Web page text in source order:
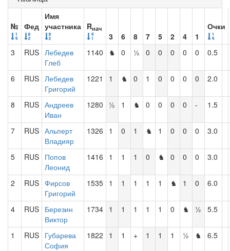
№ Фед
Имя
участника Rнач
3 6 8 7 5 2 4 1
Очки
3 RUS Лебедев
Глеб
1140 ♞ 0 ½ 0 0 0 0 0 0.5
6 RUS Лебедев
Григорий
1221 1 ♞ 0 1 0 0 0 0 2.0
8 RUS Андреев
Иван
1280 ½ 1 ♞ 0 0 0 0 - 1.5
7 RUS Альперт
Владияр
1326 1 0 1 ♞ 1 0 0 0 3.0
5 RUS Попов
Леонид
1416 1 1 1 0 ♞ 0 0 0 3.0
2 RUS Фирсов
Григорий
1535 1 1 1 1 1 ♞ 1 0 6.0
4 RUS Березин
Виктор
1734 1 1 1 1 1 0 ♞ ½ 5.5
1 RUS Губарева
София
1822 1 1 + 1 1 1 ½ ♞ 6.5